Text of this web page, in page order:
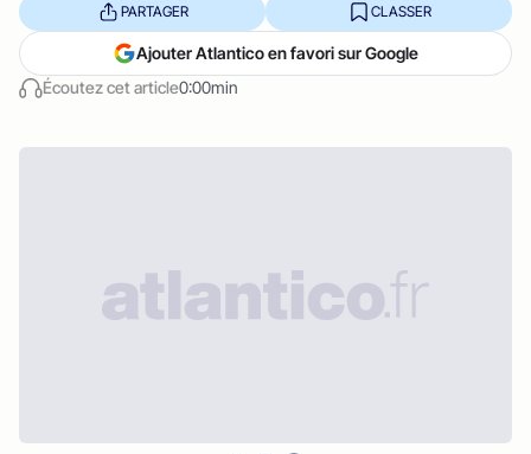
Écoutez cet article0:00min
PARTAGER CLASSER
Ajouter Atlantico en favori sur Google